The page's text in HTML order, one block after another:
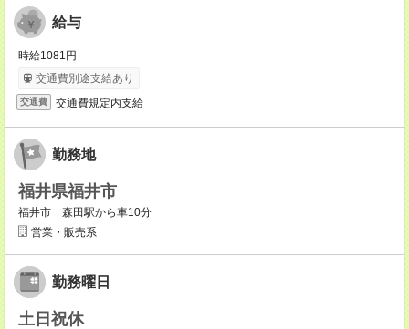
給与
時給1081円
交通費別途支給あり
交通費 交通費規定内支給
勤務地
福井県福井市
福井市 森田駅から車10分
営業・販売系
勤務曜日
土日祝休